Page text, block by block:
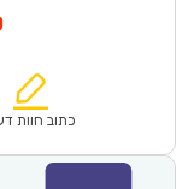
₪128.00.
המחיר
הוא:
כתוב חוות